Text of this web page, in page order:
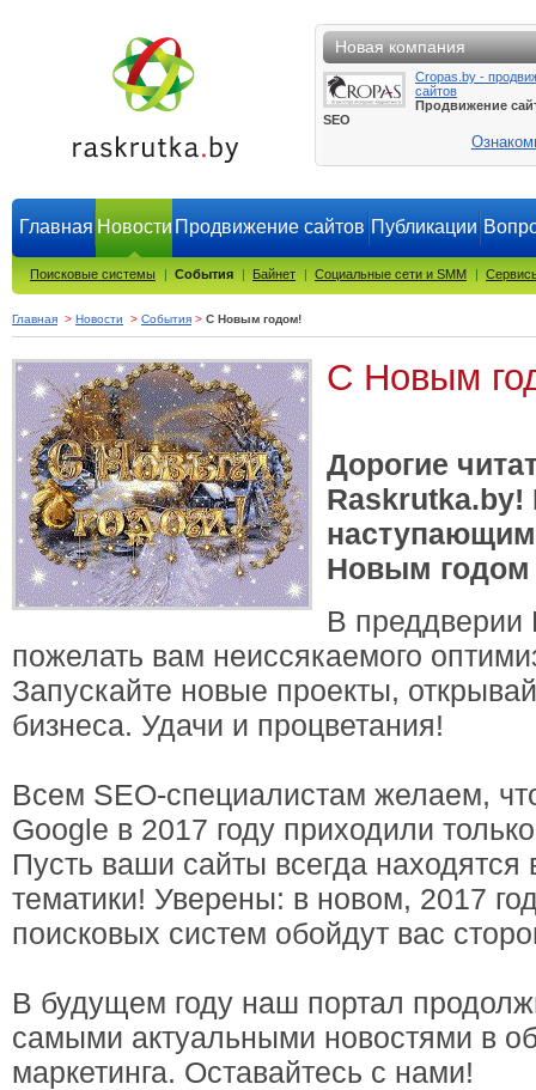
Новая компания
Cropas.by -
сайтов
Продвижение
SEO
Главная Новости Продвижение сайтов Публикации
Поисковые системы | События | Байнет | Социальные сети и SMM |
Главная > Новости > События > С Новым годом!
С Новым
Дорогие
Raskrutka.by!
Новым годом
В преддверии
пожелать вам неиссякаемого
Запускайте новые проекты,
бизнеса. Удачи и процветания!
Всем SEO-специалистам желаем,
Google в 2017 году приходили
Пусть ваши сайты всегда находятся
тематики! Уверены: в новом, 2017
поисковых систем обойдут вас
В будущем году наш портал
самыми актуальными новостями в
маркетинга. Оставайтесь с нами!